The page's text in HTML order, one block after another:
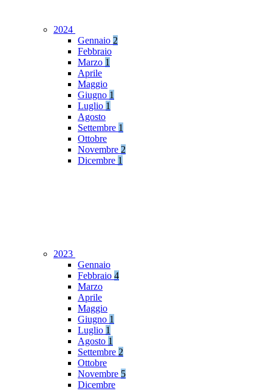
2024
Gennaio 2
Febbraio
Marzo 1
Aprile
Maggio
Giugno 1
Luglio 1
Agosto
Settembre 1
Ottobre
Novembre 2
Dicembre 1
2023
Gennaio
Febbraio 4
Marzo
Aprile
Maggio
Giugno 1
Luglio 1
Agosto 1
Settembre 2
Ottobre
Novembre 5
Dicembre